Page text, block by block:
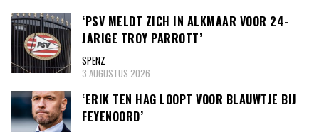
‘PSV MELDT ZICH IN ALKMAAR VOOR 24-
JARIGE TROY PARROTT’
SPENZ
3 AUGUSTUS 2026
‘ERIK TEN HAG LOOPT VOOR BLAUWTJE BIJ
FEYENOORD’